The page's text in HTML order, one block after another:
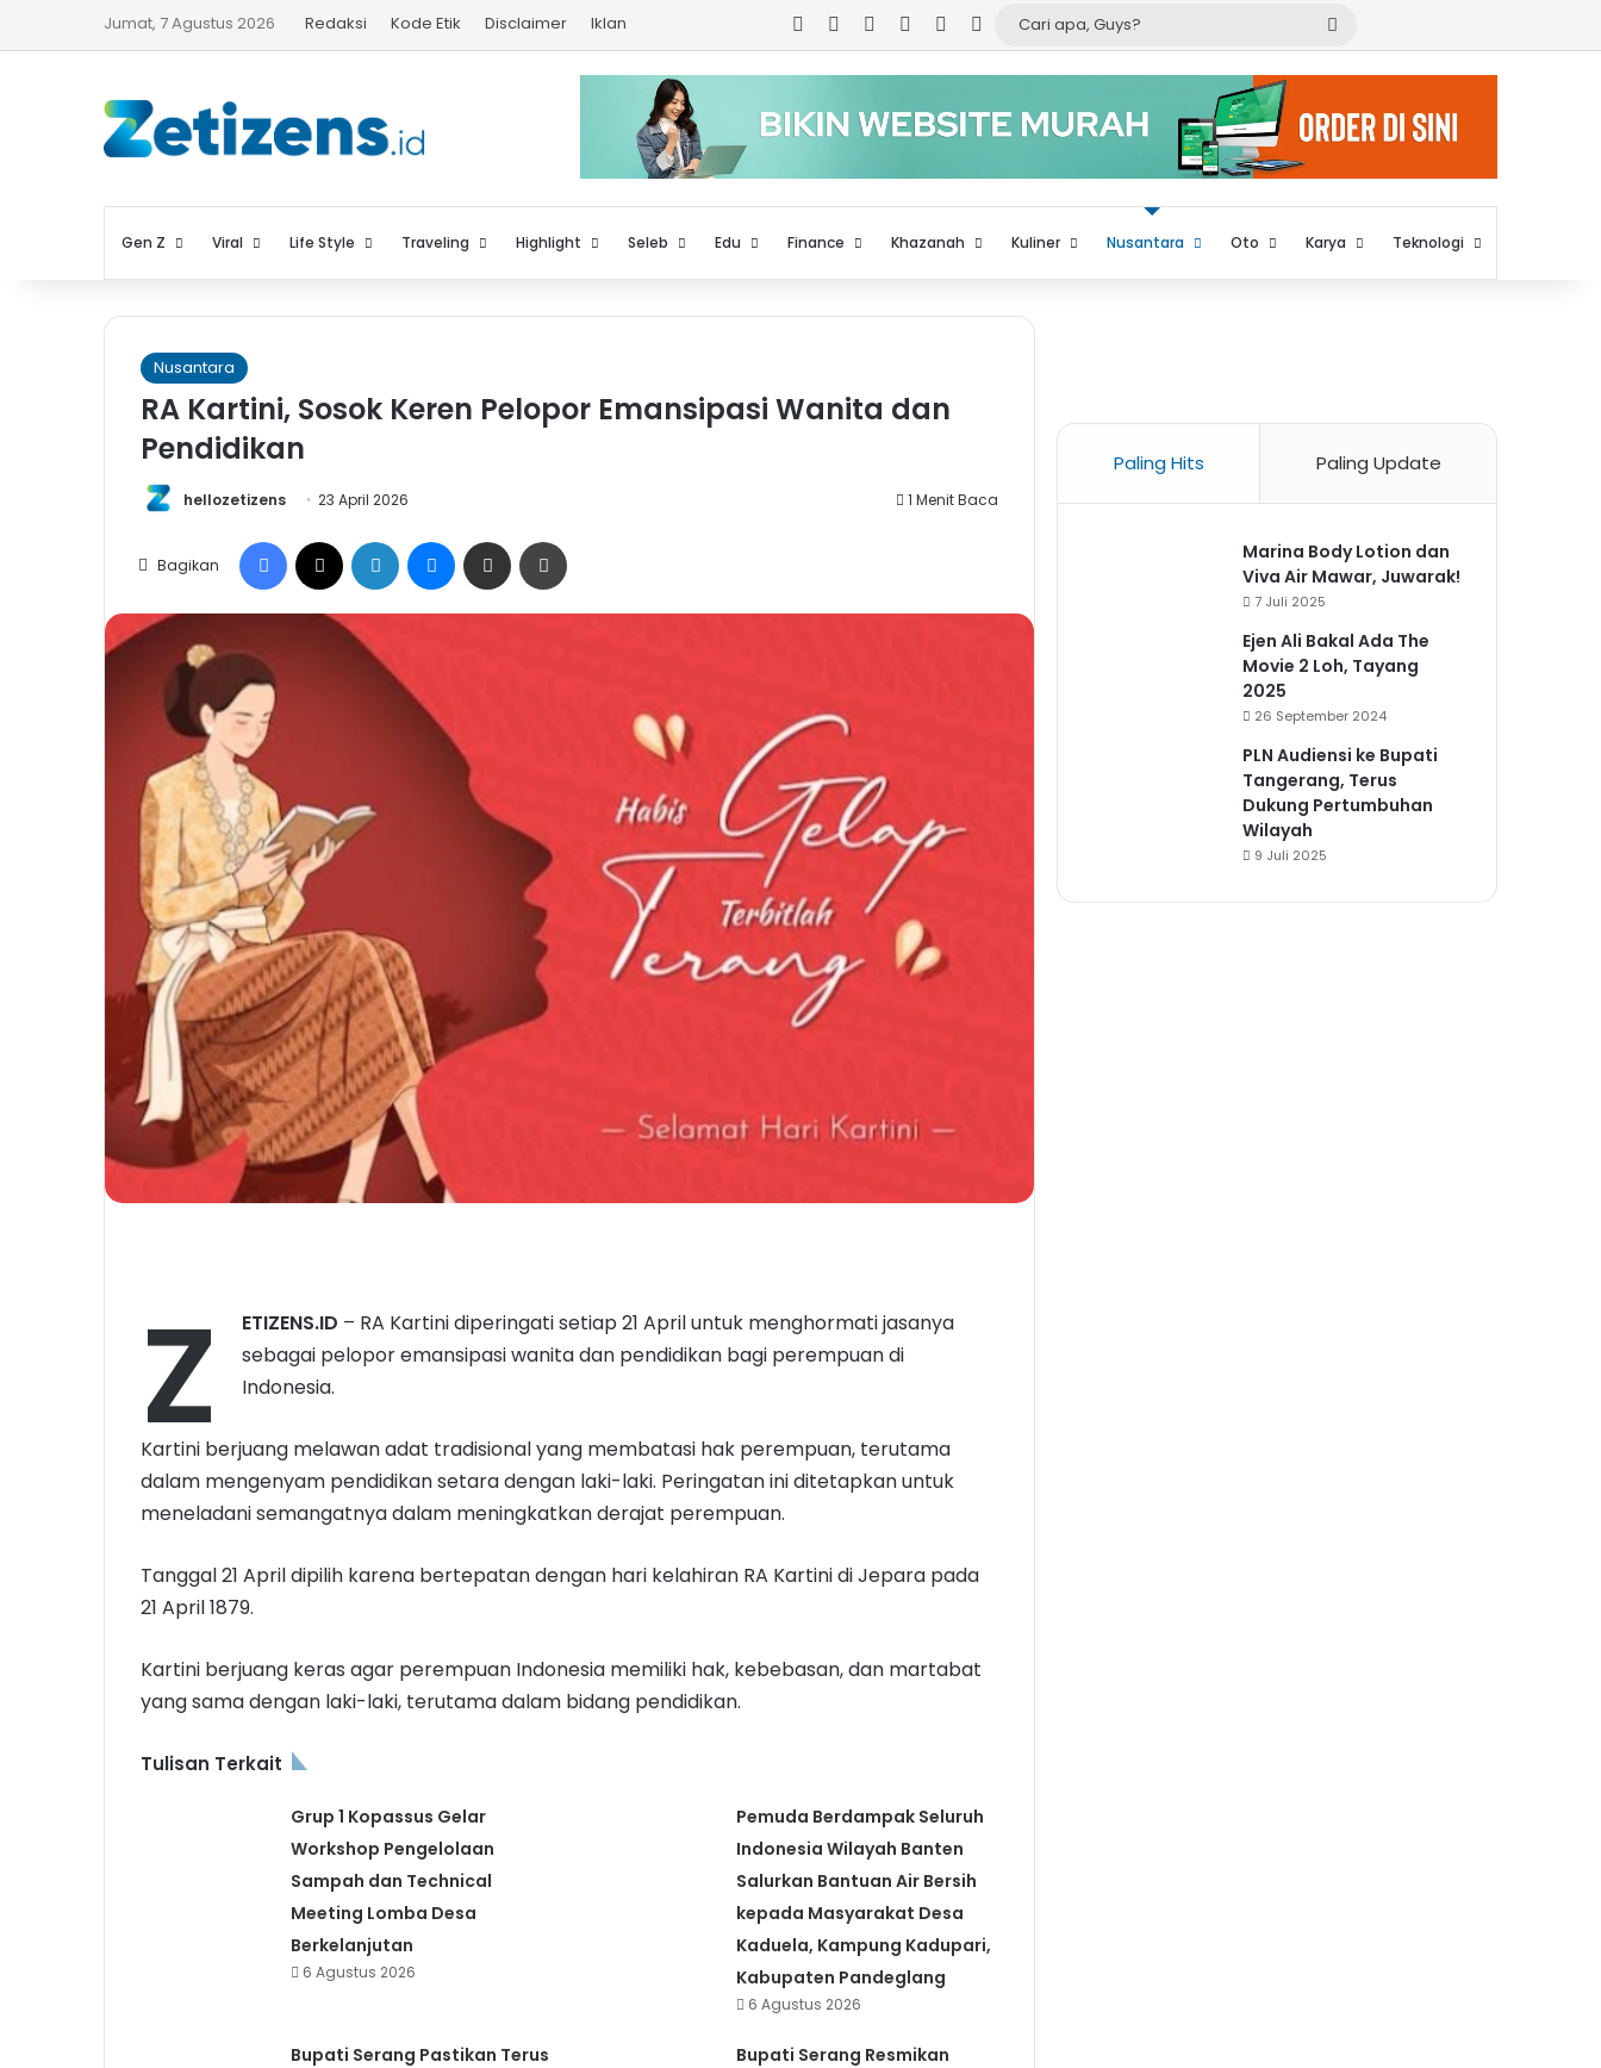
Jumat, 7 Agustus 2026 Redaksi Kode Etik Disclaimer Iklan FacebookYouTubeInstagram
TikTokLog In
Guys?
Gen Z Viral Life Style Traveling Highlight Seleb Edu Finance Khazanah Kuliner Nusantara Oto Karya Teknologi
Nusantara
RA Kartini, Sosok Keren Pelopor Emansipasi Wanita dan
Pendidikan
hellozetizens 23 April 2026 1 Menit Baca
Bagikan
Facebook LinkedIn Messenger
Share via Email
Z ETIZENS.ID – RA Kartini diperingati setiap 21 April untuk menghormati jasanya
sebagai pelopor emansipasi wanita dan pendidikan bagi perempuan di
Indonesia.
Kartini berjuang melawan adat tradisional yang membatasi hak perempuan, terutama
dalam mengenyam pendidikan setara dengan laki-laki. Peringatan ini ditetapkan untuk
meneladani semangatnya dalam meningkatkan derajat perempuan.
Tanggal 21 April dipilih karena bertepatan dengan hari kelahiran RA Kartini di Jepara pada
21 April 1879.
Kartini berjuang keras agar perempuan Indonesia memiliki hak, kebebasan, dan martabat
yang sama dengan laki-laki, terutama dalam bidang pendidikan.
Tulisan Terkait
Grup 1 Kopassus Gelar
Workshop Pengelolaan
Sampah dan Technical
Meeting Lomba Desa
Berkelanjutan
6 Agustus 2026
Pemuda Berdampak Seluruh
Indonesia Wilayah Banten
Salurkan Bantuan Air Bersih
kepada Masyarakat Desa
Kaduela, Kampung Kadupari,
Kabupaten Pandeglang
6 Agustus 2026
Bupati Serang Pastikan Terus
Bupati Serang Resmikan
Paling Hits Paling Update
Marina Body Lotion dan
Viva Air Mawar, Juwarak!
7 Juli 2025
Ejen Ali Bakal Ada The
Movie 2 Loh, Tayang
2025
26 September 2024
PLN Audiensi ke Bupati
Tangerang, Terus
Dukung Pertumbuhan
Wilayah
9 Juli 2025